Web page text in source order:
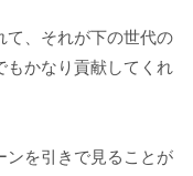
て、それが下の世代の
もかなり貢献してくれ
ンを引きで見ることが